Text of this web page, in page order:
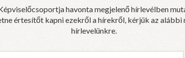
havonta megjelenő hírlevélben
értesítőt kapni ezekről a hírekről, kérjük az
hírlevelünkre.